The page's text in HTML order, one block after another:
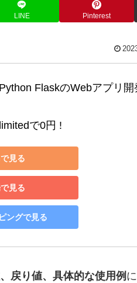
LINE Pinterest
FlaskのWebアプリ開
で0円 !
見る
見る
ングで見る
戻り値、具体的な使用例